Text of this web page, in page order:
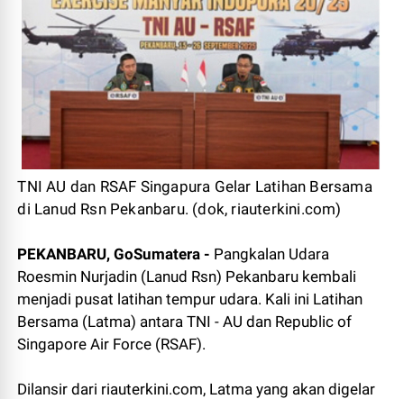
TNI AU dan RSAF Singapura Gelar Latihan Bersama
di Lanud Rsn Pekanbaru. (dok, riauterkini.com)
PEKANBARU, GoSumatera - Pangkalan Udara
Roesmin Nurjadin (Lanud Rsn) Pekanbaru kembali
menjadi pusat latihan tempur udara. Kali ini Latihan
Bersama (Latma) antara TNI - AU dan Republic of
Singapore Air Force (RSAF).
Dilansir dari riauterkini.com, Latma yang akan digelar